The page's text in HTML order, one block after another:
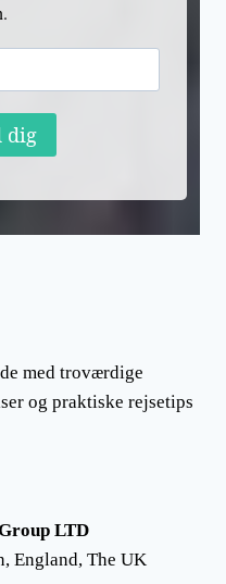
dig
med troværdige
og praktiske rejsetips
LTD
England, The UK